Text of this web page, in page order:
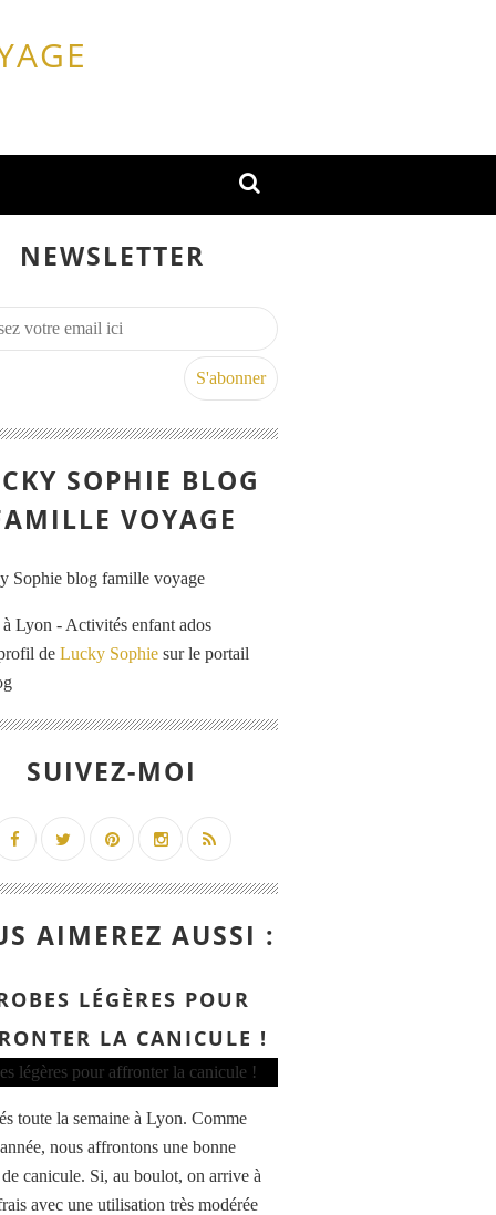
NEWSLETTER
SOPHIE BLOG
VOYAGE
Lyon - Activités enfant ados
de Lucky Sophie sur le portail
SUIVEZ-MOI
AIMEREZ AUSSI :
LÉGÈRES POUR
LA CANICULE !
toute la semaine à Lyon. Comme
nous affrontons une bonne
canicule. Si, au boulot, on arrive à
avec une utilisation très modérée